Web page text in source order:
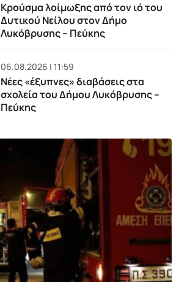
Κρούσμα λοίμωξης από τον ιό του
Δυτικού Νείλου στον Δήμο
Λυκόβρυσης – Πεύκης
06.08.2026 | 11:59
Νέες «έξυπνες» διαβάσεις στα
σχολεία του Δήμου Λυκόβρυσης –
Πεύκης